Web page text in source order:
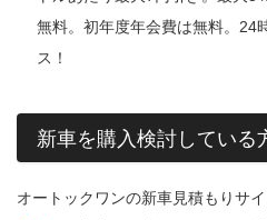
無料。初年度年会費は無料。24
ス！
新車を購入検討している
オートックワンの新車見積もりサイ